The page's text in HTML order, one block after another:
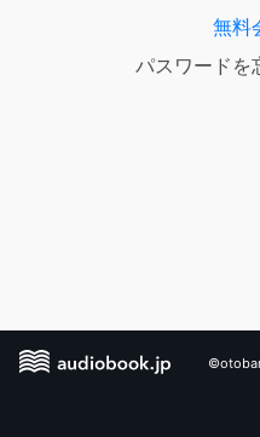
無料
パスワードを